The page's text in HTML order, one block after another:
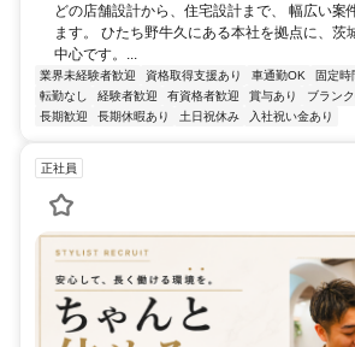
どの店舗設計から、住宅設計まで、 幅広い案
ます。 ひたち野牛久にある本社を拠点に、茨
中心です。...
業界未経験者歓迎 資格取得支援あり 車通勤OK 固定時
転勤なし
経験者歓迎 有資格者歓迎 賞与あり ブラン
長期歓迎
長期休暇あり 土日祝休み 入社祝い金あり
正社員